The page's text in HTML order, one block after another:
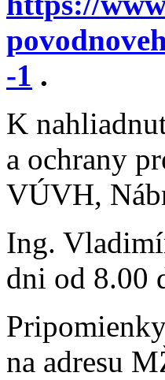
-1 .
K
a ochrany
VÚVH,
Ing.
dni od 8.00
na adresu